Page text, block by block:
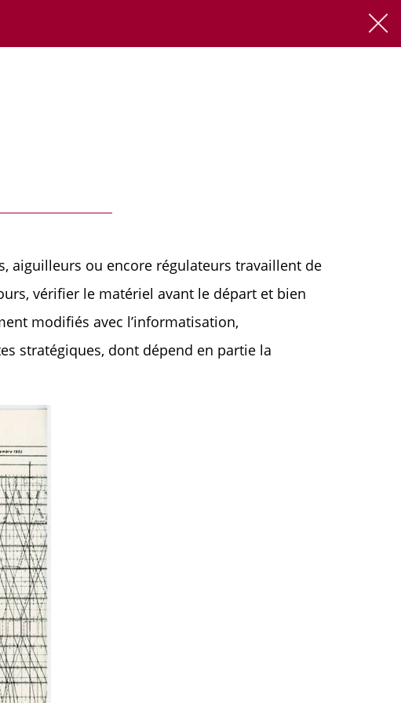
aiguilleurs ou encore régulateurs travaillent de
vérifier le matériel avant le départ et bien
modifiés avec l’informatisation,
stratégiques, dont dépend en partie la